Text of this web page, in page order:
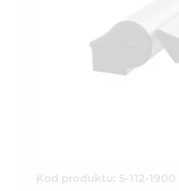
Kod produktu: 5-112-1900